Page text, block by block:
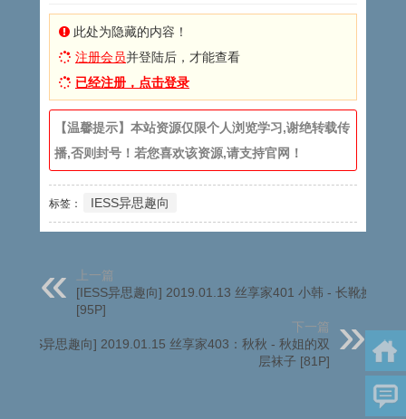
此处为隐藏的内容！
注册会员并登陆后，才能查看
已经注册，点击登录
【温馨提示】本站资源仅限个人浏览学习,谢绝转载传
播,否则封号！若您喜欢该资源,请支持官网！
标签： IESS异思趣向
上一篇
[IESS异思趣向] 2019.01.13 丝享家401 小韩 - 长靴换高跟
[95P]
下一篇
[IESS异思趣向] 2019.01.15 丝享家403：秋秋 - 秋姐的双
层袜子 [81P]